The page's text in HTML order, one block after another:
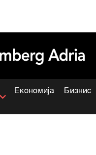
Економија Бизнис